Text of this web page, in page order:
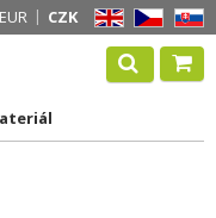
EN CZ SK
EUR CZK